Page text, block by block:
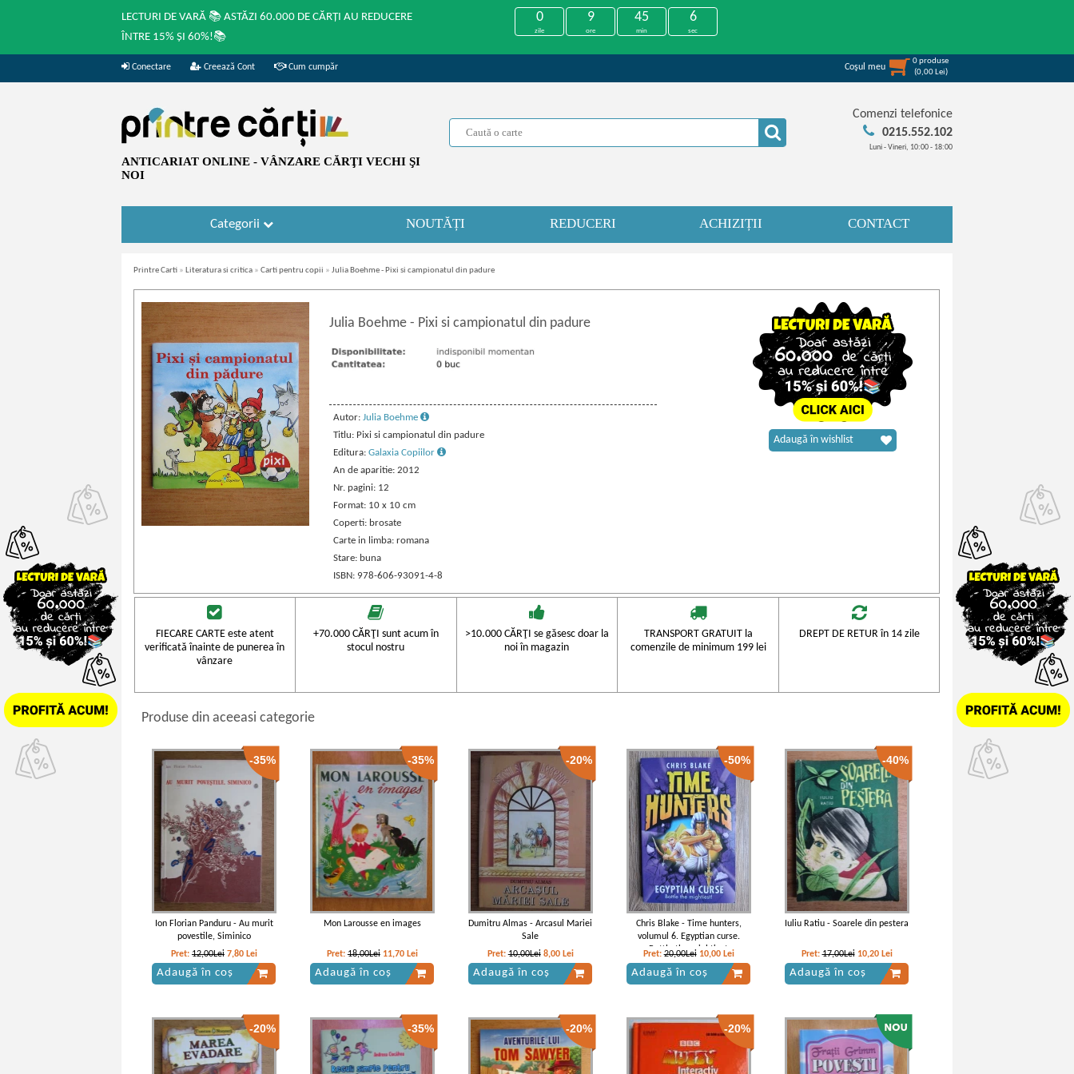
LECTURI DE VARĂ 📚 ASTĂZI 60.000 DE CĂRȚI AU REDUCERE
ÎNTRE 15% ȘI 60%!📚
0
zile
9
ore
45
min
6
sec
Conectare Creează Cont Cum cumpăr Coşul meu
0produse
(0,00 Lei)
ANTICARIAT ONLINE - VÂNZARE CĂRŢI VECHI ŞI
NOI
Comenzi telefonice
0215.552.102
Luni - Vineri, 10:00 - 18:00
Categorii NOUTĂȚI REDUCERI ACHIZIȚII CONTACT
Printre Carti » Literatura si critica » Carti pentru copii » Julia Boehme - Pixi si campionatul din padure
Julia Boehme - Pixi si campionatul din padure
Autor: Julia Boehme
Titlu: Pixi si campionatul din padure
Editura: Galaxia Copiilor
An de aparitie: 2012
Nr. pagini: 12
Format: 10 x 10 cm
Coperti: brosate
Carte in limba: romana
Stare: buna
ISBN: 978-606-93091-4-8
Adaugă în wishlist
FIECARE CARTE este atent
verificată înainte de punerea în
vânzare
+70.000 CĂRŢI sunt acum în
stocul nostru
>10.000 CĂRŢI se găsesc doar la
noi în magazin
TRANSPORT GRATUIT la
comenzile de minimum 199 lei
DREPT DE RETUR în 14 zile
Produse din aceeasi categorie
-35%
Ion Florian Panduru - Au murit
povestile, Siminico
Pret: 12,00Lei 7,80 Lei
Adaugă în coș
-35%
Mon Larousse en images
Pret:18,00Lei 11,70 Lei
Adaugă în coș
-20%
Dumitru Almas - Arcasul Mariei
Sale
Pret:10,00Lei 8,00 Lei
Adaugă în coș
-50%
Chris Blake - Time hunters,
volumul 6. Egyptian curse.
Battle the mightiest
Pret:20,00Lei 10,00 Lei
Adaugă în coș
-40%
Iuliu Ratiu - Soarele din pestera
Pret:17,00Lei 10,20 Lei
Adaugă în coș
-20% -35% -20% -20%